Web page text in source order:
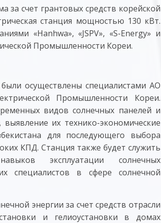
счет грантовых средств корейской
станция мощностью 130 кВт.
«Hanhwa», «JSPV», «S-Energy» и
Промышленности Кореи.
осуществлены специалистами АО
Промышленности Кореи.
видов солнечных панелей и
их технико-экономические
для последующего выбора
КПД. Станция также будет служить
эксплуатации солнечных
специалистов в сфере солнечной
энергии за счет средств отрасли
и гелиоустановки в домах